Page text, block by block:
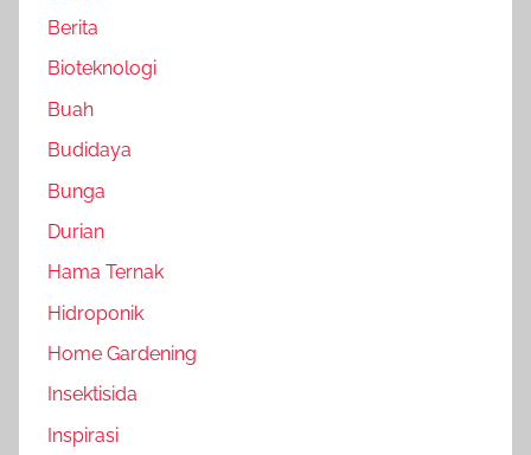
Berita
Bioteknologi
Buah
Budidaya
Bunga
Durian
Hama Ternak
Hidroponik
Home Gardening
Insektisida
Inspirasi